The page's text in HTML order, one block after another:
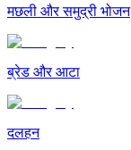
मछली और समुद्री भोजन
ब्रेड और आटा
दलहन